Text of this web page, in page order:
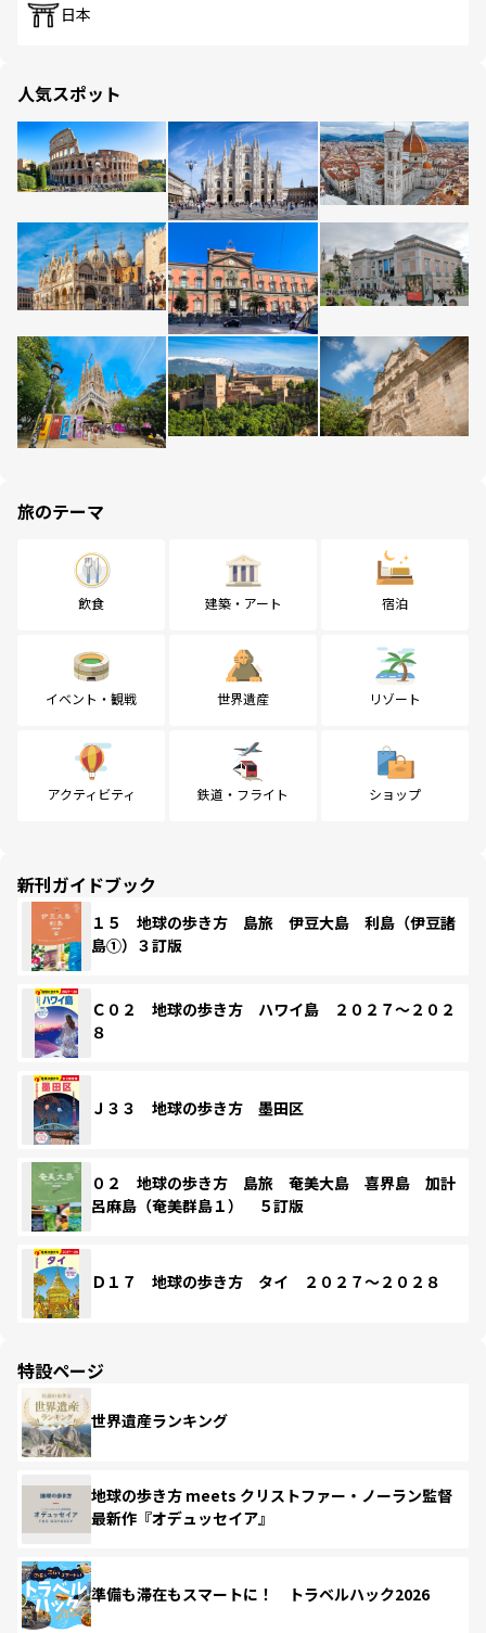
日本
人気スポット
旅のテーマ
飲食 建築・アート 宿泊
イベント・観戦 世界遺産 リゾート
アクティビティ 鉄道・フライト ショップ
新刊ガイドブック
１５ 地球の歩き方 島旅 伊豆大島 利島（伊豆諸
島①）３訂版
Ｃ０２ 地球の歩き方 ハワイ島 ２０２７～２０２
８
Ｊ３３ 地球の歩き方 墨田区
０２ 地球の歩き方 島旅 奄美大島 喜界島 加計
呂麻島（奄美群島１） ５訂版
Ｄ１７ 地球の歩き方 タイ ２０２７～２０２８
特設ページ
世界遺産ランキング
地球の歩き方 meets クリストファー・ノーラン監督
最新作『オデュッセイア』
準備も滞在もスマートに！ トラベルハック2026